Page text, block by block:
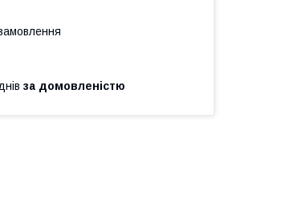
за домовленістю